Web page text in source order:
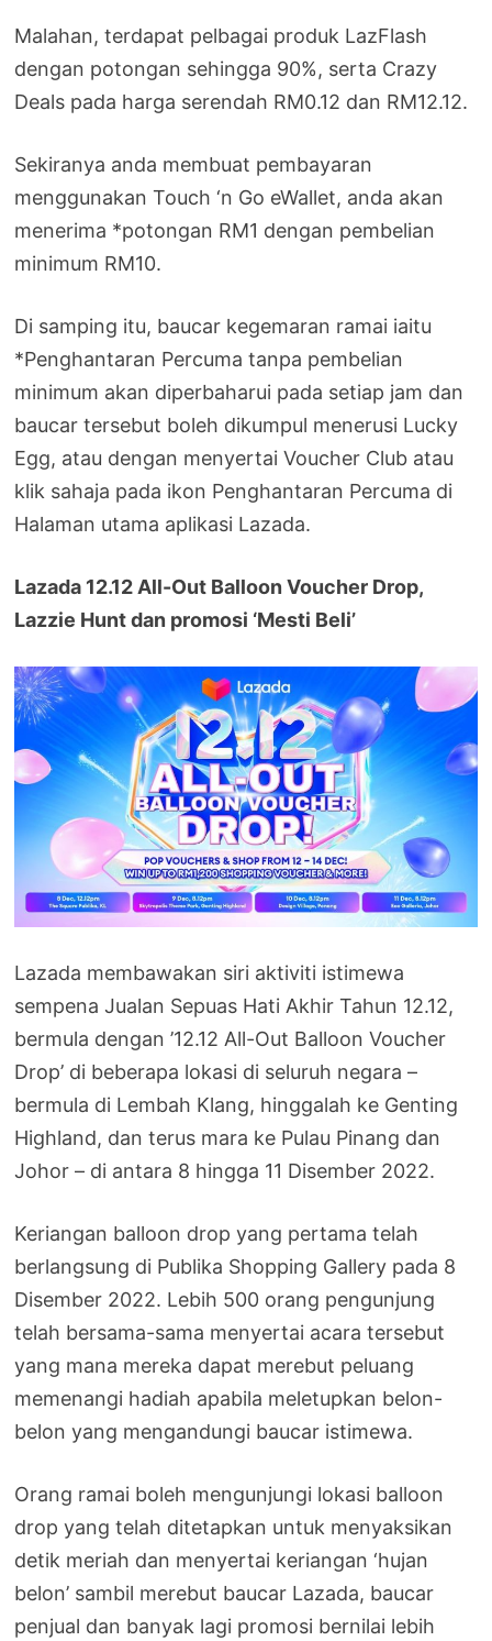
Malahan, terdapat pelbagai produk LazFlash
dengan potongan sehingga 90%, serta Crazy
Deals pada harga serendah RM0.12 dan RM12.12.
Sekiranya anda membuat pembayaran
menggunakan Touch ‘n Go eWallet, anda akan
menerima *potongan RM1 dengan pembelian
minimum RM10.
Di samping itu, baucar kegemaran ramai iaitu
*Penghantaran Percuma tanpa pembelian
minimum akan diperbaharui pada setiap jam dan
baucar tersebut boleh dikumpul menerusi Lucky
Egg, atau dengan menyertai Voucher Club atau
klik sahaja pada ikon Penghantaran Percuma di
Halaman utama aplikasi Lazada.
Lazada 12.12 All-Out Balloon Voucher Drop,
Lazzie Hunt dan promosi ‘Mesti Beli’
Lazada membawakan siri aktiviti istimewa
sempena Jualan Sepuas Hati Akhir Tahun 12.12,
bermula dengan ’12.12 All-Out Balloon Voucher
Drop’ di beberapa lokasi di seluruh negara –
bermula di Lembah Klang, hinggalah ke Genting
Highland, dan terus mara ke Pulau Pinang dan
Johor – di antara 8 hingga 11 Disember 2022.
Keriangan balloon drop yang pertama telah
berlangsung di Publika Shopping Gallery pada 8
Disember 2022. Lebih 500 orang pengunjung
telah bersama-sama menyertai acara tersebut
yang mana mereka dapat merebut peluang
memenangi hadiah apabila meletupkan belon-
belon yang mengandungi baucar istimewa.
Orang ramai boleh mengunjungi lokasi balloon
drop yang telah ditetapkan untuk menyaksikan
detik meriah dan menyertai keriangan ‘hujan
belon’ sambil merebut baucar Lazada, baucar
penjual dan banyak lagi promosi bernilai lebih